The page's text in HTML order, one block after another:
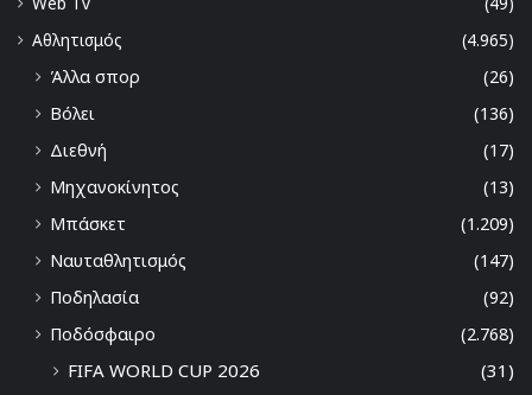
Αθλητισμός
(4.965)
Άλλα σπορ
(26)
Βόλει
(136)
Διεθνή
(17)
Μηχανοκίνητος
(13)
Μπάσκετ
(1.209)
Ναυταθλητισμός
(147)
Ποδηλασία
(92)
Ποδόσφαιρο
(2.768)
FIFA WORLD CUP 2026 (31)